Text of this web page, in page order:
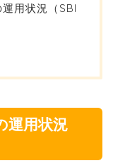
用状況（SBI
運用状況